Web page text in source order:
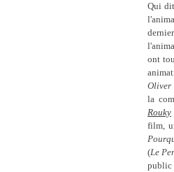
Qui
ont
Oliver
la
Rouky
film,
(Le
public